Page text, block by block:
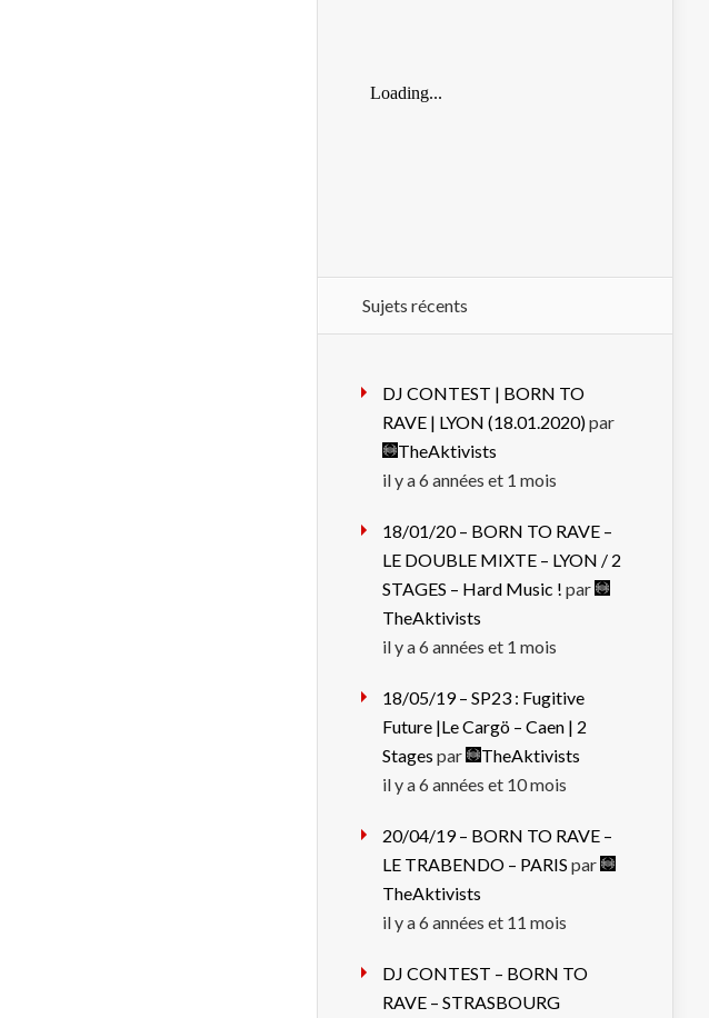
Sujets récents
DJ CONTEST | BORN TO
RAVE | LYON (18.01.2020)par
TheAktivists
il y a 6 années et 1 mois
18/01/20 – BORN TO RAVE –
LE DOUBLE MIXTE – LYON / 2
STAGES – Hard Music ! par
TheAktivists
il y a 6 années et 1 mois
18/05/19 – SP23 : Fugitive
Future |Le Cargö – Caen | 2
Stages par
TheAktivists
il y a 6 années et 10 mois
20/04/19 – BORN TO RAVE –
LE TRABENDO – PARIS par
TheAktivists
il y a 6 années et 11 mois
DJ CONTEST – BORN TO
RAVE – STRASBOURG